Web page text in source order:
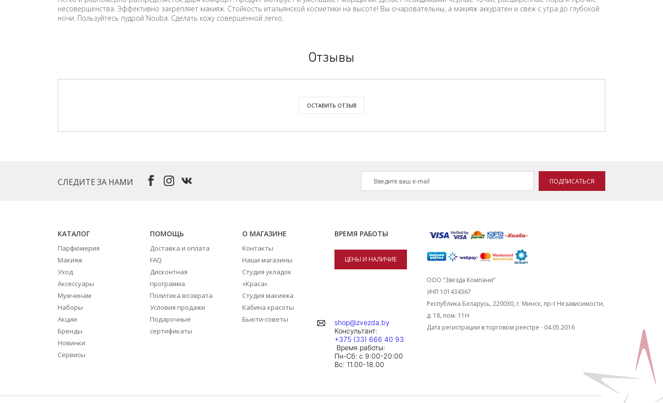
несовершенства. Эффективно закрепляет макияж. Стойкость итальянской косметики на высоте! Вы очаровательны, а макияж аккуратен и свеж с утра до глубокой
ночи. Пользуйтесь пудрой Nouba. Сделать кожу совершенной легко.
Отзывы
ОСТАВИТЬ ОТЗЫВ
СЛЕДИТЕ ЗА НАМИ ПОДПИСАТЬСЯ
КАТАЛОГ
Парфюмерия
Макияж
Уход
Аксессуары
Мужчинам
Наборы
Акции
Бренды
Новинки
Сервисы
ПОМОЩЬ
Доставка и оплата
FAQ
Дисконтная
программа
Политика возврата
Условия продажи
Подарочные
сертификаты
О МАГАЗИНЕ
Контакты
Наши магазины
Студия укладок
«Краса»
Студия макияжа
Кабина красоты
Бьюти-советы
ВРЕМЯ РАБОТЫ
ЦЕНЫ И НАЛИЧИЕ
shop@zvezda.by
Консультант:
+375 (33) 666 40 93
Время работы:
Пн-Сб: с 9:00-20:00
Вc: 11.00-18.00
ООО “Звезда Компани”
УНП 101434367
Республика Беларусь, 220030, г. Минск, пр-т Независимости,
д. 18, пом. 11Н
Дата регистрации в торговом реестре - 04.05.2016